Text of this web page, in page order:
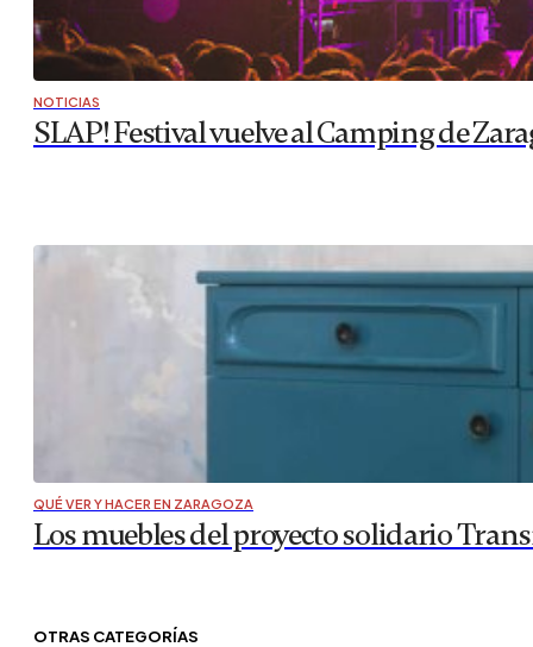
NOTICIAS
SLAP! Festival vuelve al Camping de
QUÉ VER Y HACER EN ZARAGOZA
Los muebles del proyecto solidario
OTRAS CATEGORÍAS